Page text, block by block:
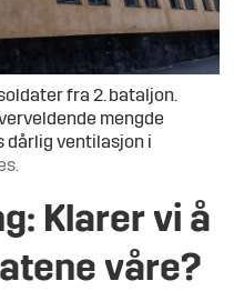
fra 2. bataljon.
mengde
dårlig ventilasjon i
Klarer vi å
våre?